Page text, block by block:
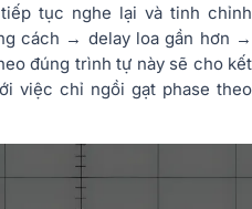
tục nghe lại và tinh chỉnh
cách → delay loa gần hơn →
đúng trình tự này sẽ cho kết
việc chỉ ngồi gạt phase theo